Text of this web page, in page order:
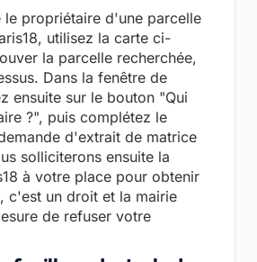
le propriétaire d'une parcelle
utilisez la carte ci-
la parcelle recherchée,
Dans la fenêtre de
ensuite sur le bouton "Qui
?", puis complétez le
d'extrait de matrice
solliciterons ensuite la
à votre place pour obtenir
c'est un droit et la mairie
de refuser votre